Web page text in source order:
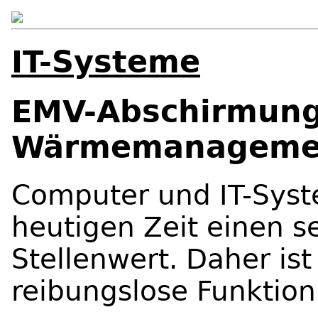
IT-Systeme
EMV-
Computer und IT-
heutigen Zeit einen
Stellenwert. Daher
reibungslose